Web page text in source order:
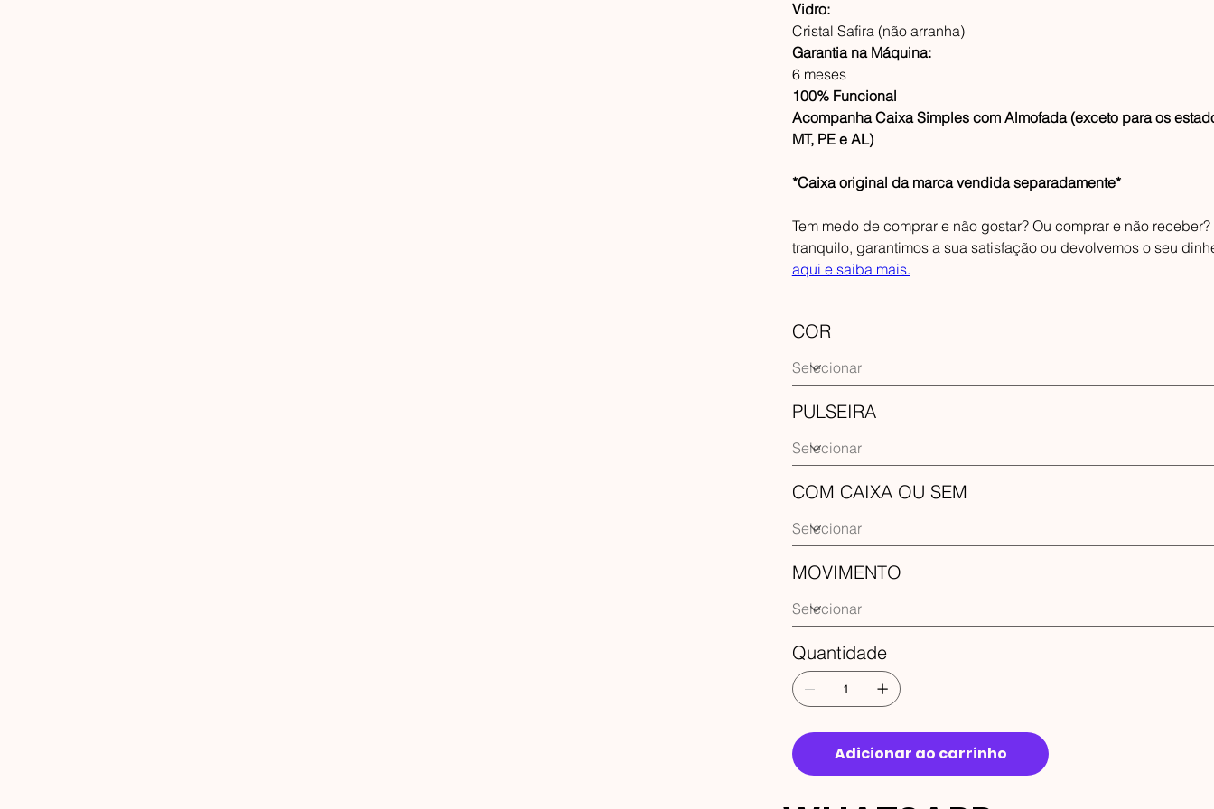
Vidro:
Cristal Safira (não arranha)
Garantia na Máquina:
6 meses
100% Funcional
Acompanha Caixa Simples com Almofada (exceto para os
MT, PE e AL)
*Caixa original da marca vendida separadamente*
Tem medo de comprar e não gostar? Ou comprar e não
tranquilo, garantimos a sua satisfação ou devolvemos o seu
aqui e saiba mais.
COR
PULSEIRA
COM CAIXA OU SEM
MOVIMENTO
Quantidade
Adicionar ao carrinho